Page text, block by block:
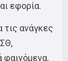
εφορία.
ανάγκες
φαινόμενα.